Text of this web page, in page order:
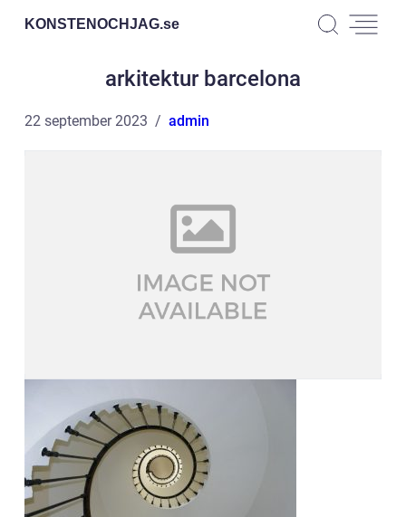
KONSTENOCHJAG.se
arkitektur barcelona
22 september 2023 admin